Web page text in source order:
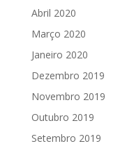
Abril 2020
Março 2020
Janeiro 2020
Dezembro 2019
Novembro 2019
Outubro 2019
Setembro 2019